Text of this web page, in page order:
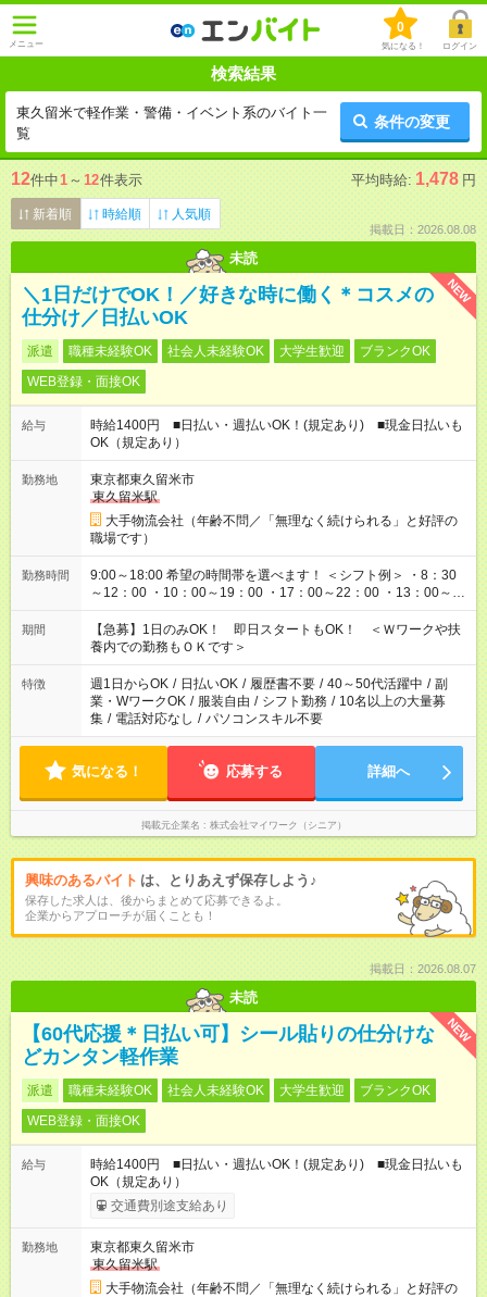
メニュー
0
気になる！ ログイン
検索結果
東久留米で軽作業・警備・イベント系のバイト一
覧
条件の変更
12件中1 ～ 12件表示 平均時給: 1,478 円
新着順 時給順 人気順
掲載日：2026.08.08
未読
NEW
＼1日だけでOK！／好きな時に働く＊コスメの
仕分け／日払いOK
派遣 職種未経験OK 社会人未経験OK 大学生歓迎
ブランクOK
WEB登録・面接OK
給与
時給1400円 ■日払い・週払いOK！(規定あり) ■現金日払いも
OK（規定あり）
勤務地
東京都東久留米市
東久留米駅
大手物流会社（年齢不問／「無理なく続けられる」と好評の
職場です）
勤務時間
9:00～18:00 希望の時間帯を選べます！ ＜シフト例＞ ・8：30
～12：00 ・10：00～19：00 ・17：00～22：00 ・13：00～
22：00 ・22：00～翌6：00 など
期間
【急募】1日のみOK！ 即日スタートもOK！ ＜Ｗワークや扶
養内での勤務もＯＫです＞
特徴 週1日からOK / 日払いOK / 履歴書不要 / 40～50代活躍中 / 副
業・WワークOK / 服装自由 / シフト勤務 / 10名以上の大量募
集 / 電話対応なし / パソコンスキル不要
気になる！ 応募する 詳細へ
掲載元企業名 株式会社マイワーク（シニア）
興味のあるバイト は、とりあえず保存しよう♪
保存した求人は、後からまとめて応募できるよ。
企業からアプローチが届くことも！
掲載日：2026.08.07
未読
NEW
【60代応援＊日払い可】シール貼りの仕分けな
どカンタン軽作業
派遣 職種未経験OK 社会人未経験OK 大学生歓迎
ブランクOK
WEB登録・面接OK
給与
時給1400円 ■日払い・週払いOK！(規定あり) ■現金日払いも
OK（規定あり）
交通費別途支給あり
勤務地
東京都東久留米市
東久留米駅
大手物流会社（年齢不問／「無理なく続けられる」と好評の